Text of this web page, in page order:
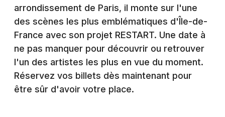
Sorties famille
Expos
Sorties & loisirs
Rap à Paris
Toulouse
Toutes les villes
arrondissement de Paris, il monte sur l'une
des scènes les plus emblématiques d'Île-de-
France avec son projet RESTART. Une date à
ne pas manquer pour découvrir ou retrouver
l'un des artistes les plus en vue du moment.
Réservez vos billets dès maintenant pour
être sûr d'avoir votre place.